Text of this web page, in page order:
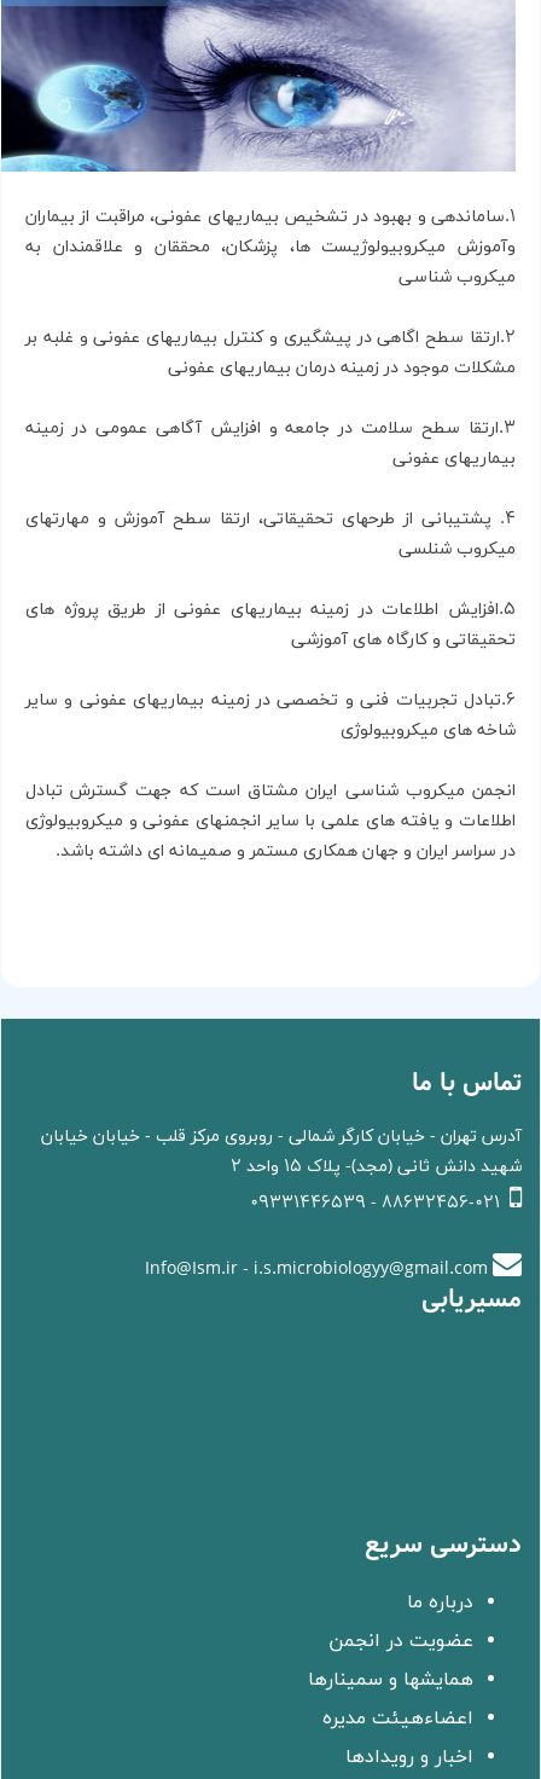
1.ساماندهی و بهبود در تشخیص بیماریهای عفونی، مراقبت از بیماران
وآموزش میكروبیولوژیست ها، پزشكان، محققان و علاقمندان به
میكروب شناسی
2.ارتقا سطح اگاهی در پیشگیری و كنترل بیماریهای عفونی و غلبه بر
مشكلات موجود در زمینه درمان بیماریهای عفونی
3.ارتقا سطح سلامت در جامعه و افزایش آگاهی عمومی در زمینه
بیماریهای عفونی
4. پشتیبانی از طرحهای تحقیقاتی، ارتقا سطح آموزش و مهارتهای
میكروب شنلسی
5.افزایش اطلاعات در زمینه بیماریهای عفونی از طریق پروژه های
تحقیقاتی و كارگاه های آموزشی
6.تبادل تجربیات فنی و تخصصی در زمینه بیماریهای عفونی و سایر
شاخه های میكروبیولوژی
انجمن میكروب شناسی ایران مشتاق است كه جهت گسترش تبادل
اطلاعات و یافته های علمی با سایر انجمنهای عفونی و میكروبیولوژی
در سراسر ایران و جهان همكاری مستمر و صمیمانه ای داشته باشد.
تماس با ما
آدرس تهران - خیابان کارگر شمالی - روبروی مرکز قلب - خیابان خیابان
شهید دانش ثانی (مجد)- پلاک 15 واحد 2
مسیریابی
دسترسی سریع
درباره ما
عضویت در انجمن
همایشها و سمینارها
اعضاءهیئت مدیره
اخبار و رویدادها